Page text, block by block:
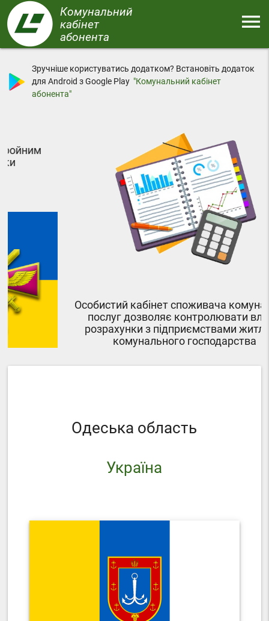
Перейти
до
основного
вмісту
Комунальний
кабінет
абонента
menu
Зручніше користуватись додатком? Встановіть додаток
для Android з Google Play "Комунальний кабінет
абонента"
Особистий кабінет споживача комунальних
послуг дозволяє контролювати власні
розрахунки з підприємствами житлово-
комунального господарства
Одеська область
Україна